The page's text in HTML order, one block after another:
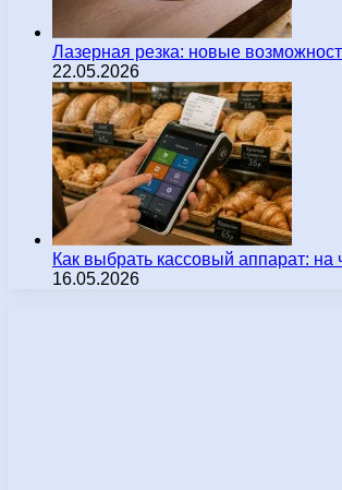
Лазерная резка: новые
22.05.2026
Как выбрать кассовый аппарат:
16.05.2026